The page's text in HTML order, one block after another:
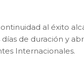
al éxito
de duración y
Internacionales.